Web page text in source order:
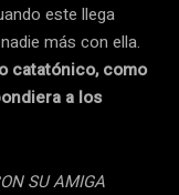
este llega
más con ella.
catatónico, como
a los
SU AMIGA